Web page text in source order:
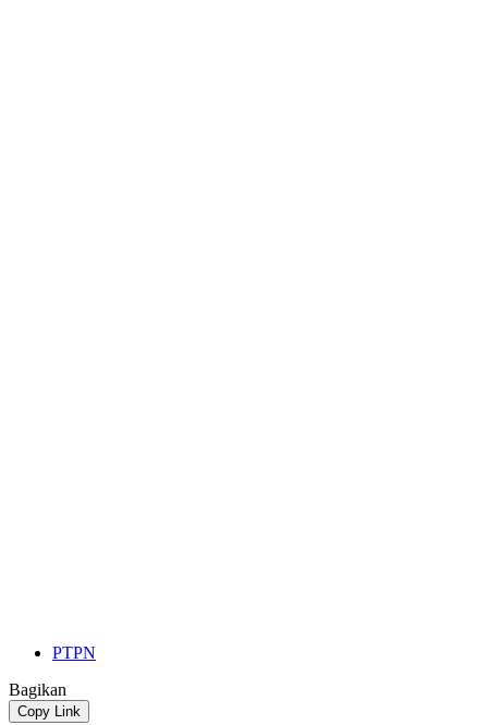
PTPN
Bagikan
Copy Link